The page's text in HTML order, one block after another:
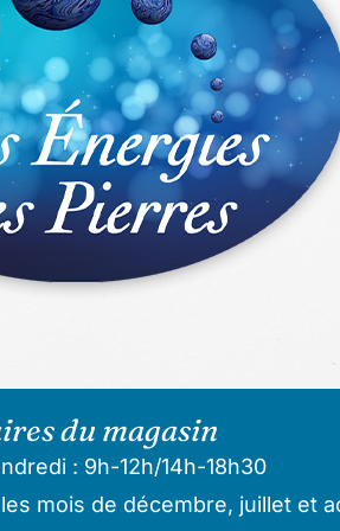
du magasin
: 9h-12h/14h-18h30
mois de décembre, juillet et